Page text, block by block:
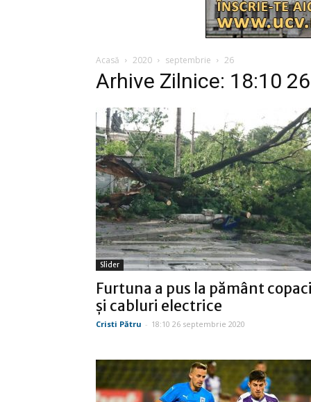
Acasă 2020 septembrie 26
Arhive Zilnice: 18:10
Slider
Furtuna a pus la pământ
și cabluri electrice
Cristi Pătru - 18:10 26 septembrie 2020